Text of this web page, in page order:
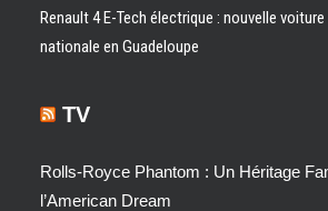
Renault 4 E-Tech électrique : nouvelle voiture
nationale en Guadeloupe
TV
Rolls-Royce Phantom : Un Héritage
l’American Dream